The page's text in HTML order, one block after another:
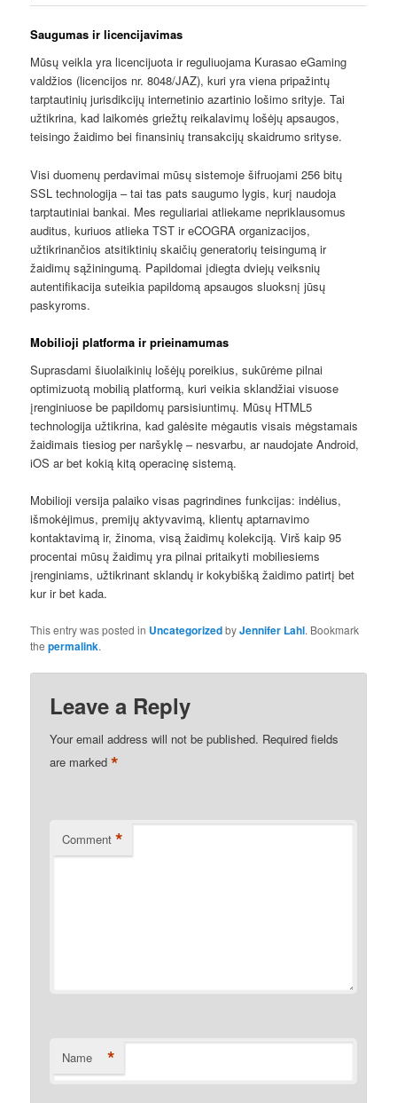
Saugumas ir licencijavimas
Mūsų veikla yra licencijuota ir reguliuojama Kurasao eGaming
valdžios (licencijos nr. 8048/JAZ), kuri yra viena pripažintų
tarptautinių jurisdikcijų internetinio azartinio lošimo srityje. Tai
užtikrina, kad laikomės griežtų reikalavimų lošėjų apsaugos,
teisingo žaidimo bei finansinių transakcijų skaidrumo srityse.
Visi duomenų perdavimai mūsų sistemoje šifruojami 256 bitų
SSL technologija – tai tas pats saugumo lygis, kurį naudoja
tarptautiniai bankai. Mes reguliariai atliekame nepriklausomus
auditus, kuriuos atlieka TST ir eCOGRA organizacijos,
užtikrinančios atsitiktinių skaičių generatorių teisingumą ir
žaidimų sąžiningumą. Papildomai įdiegta dviejų veiksnių
autentifikacija suteikia papildomą apsaugos sluoksnį jūsų
paskyroms.
Mobilioji platforma ir prieinamumas
Suprasdami šiuolaikinių lošėjų poreikius, sukūrėme pilnai
optimizuotą mobilią platformą, kuri veikia sklandžiai visuose
įrenginiuose be papildomų parsisiuntimų. Mūsų HTML5
technologija užtikrina, kad galėsite mėgautis visais mėgstamais
žaidimais tiesiog per naršyklę – nesvarbu, ar naudojate Android,
iOS ar bet kokią kitą operacinę sistemą.
Mobilioji versija palaiko visas pagrindines funkcijas: indėlius,
išmokėjimus, premijų aktyvavimą, klientų aptarnavimo
kontaktavimą ir, žinoma, visą žaidimų kolekciją. Virš kaip 95
procentai mūsų žaidimų yra pilnai pritaikyti mobiliesiems
įrenginiams, užtikrinant sklandų ir kokybišką žaidimo patirtį bet
kur ir bet kada.
This entry was posted in UncategorizedbyJennifer Lahl. Bookmark
thepermalink.
Leave a Reply
Your email address will not be published. Required fields
are marked*
Comment *
Name *